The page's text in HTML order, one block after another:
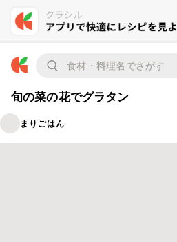
旬の菜の花でグラタン
まりごはん